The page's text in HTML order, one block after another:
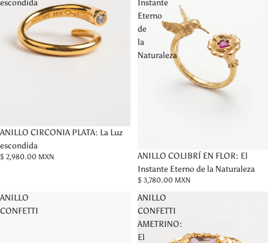
escondida
ANILLO CIRCONIA PLATA: La Luz
escondida
$ 2,980.00 MXN
Instante
Eterno
de
la
Naturaleza
ANILLO COLIBRÍ EN FLOR: El
Instante Eterno de la Naturaleza
$ 3,780.00 MXN
ANILLO
CONFETTI
ANILLO
CONFETTI
AMETRINO:
El